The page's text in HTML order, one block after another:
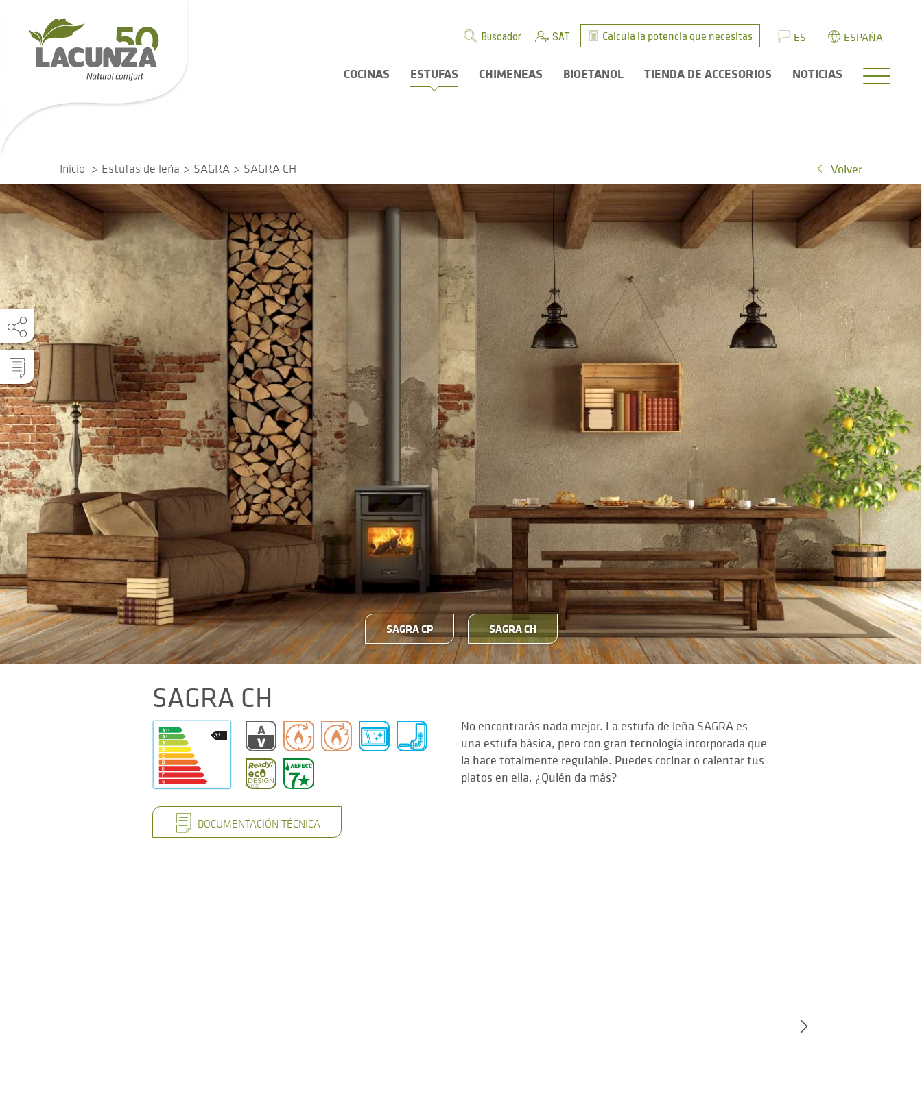
Buscador SAT Calcula la potencia que necesitas ES ESPAÑA
COCINAS ESTUFAS CHIMENEAS BIOETANOL TIENDA DE ACCESORIOS NOTICIAS
Inicio Estufas de leña SAGRA SAGRA CH Volver
SAGRA CP SAGRA CH
SAGRA CH
No encontrarás nada mejor. La estufa de leña SAGRA es
una estufa básica, pero con gran tecnología incorporada que
la hace totalmente regulable. Puedes cocinar o calentar tus
platos en ella. ¿Quién da más?
DOCUMENTACIÓN TÉCNICA